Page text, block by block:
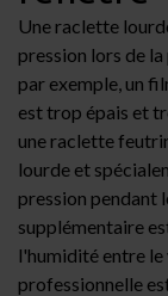
Une raclette
pression lors de
par exemple, un
est trop épais et
une raclette
lourde et
pression pendant
supplémentaire
l'humidité entre
professionnelle